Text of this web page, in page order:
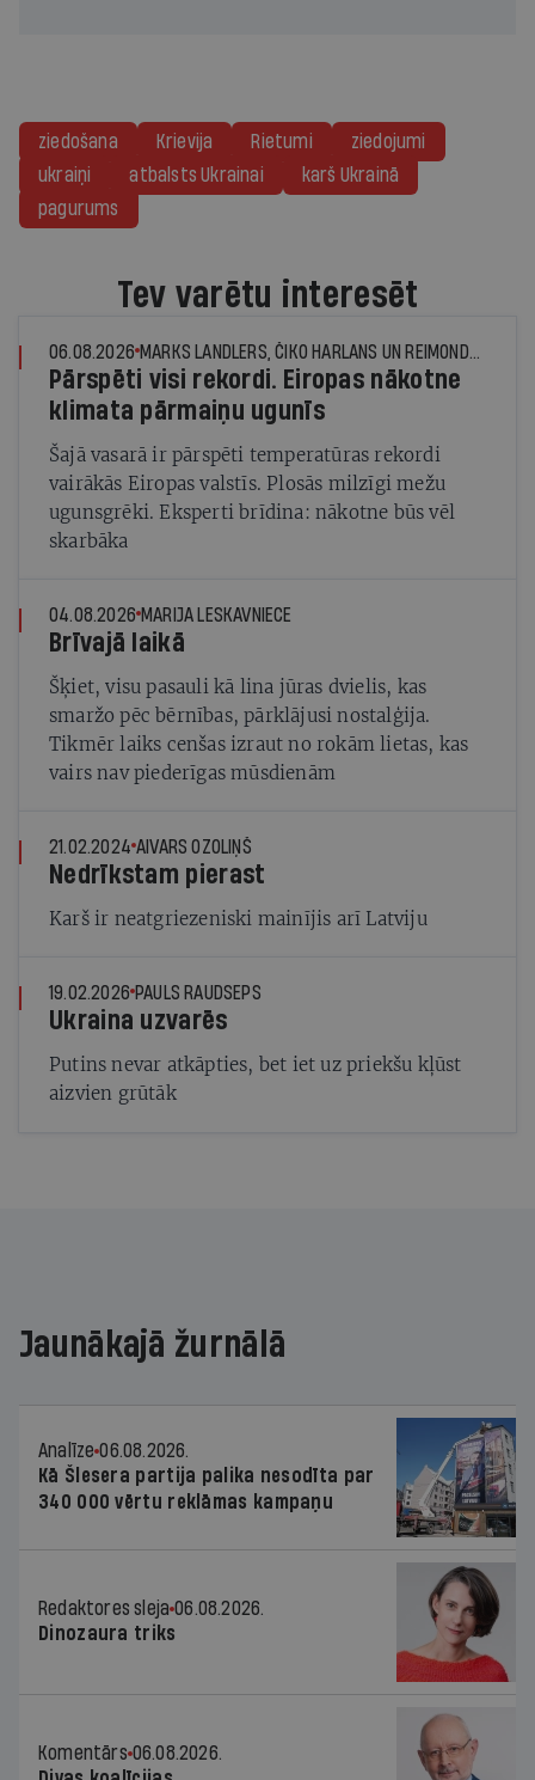
ziedošana Krievija Rietumi
ziedojumi
ukraiņi
atbalsts Ukrainai
karš Ukrainā
pagurums
Tev varētu interesēt
06.08.2026 MARKS LANDLERS, ČIKO HARLANS UN REIMONDS DŽUNS, © THE NEW YORK TIMES NEWS SERVICE
Pārspēti visi rekordi. Eiropas nākotne
klimata pārmaiņu ugunīs
Šajā vasarā ir pārspēti temperatūras rekordi
vairākās Eiropas valstīs. Plosās milzīgi mežu
ugunsgrēki. Eksperti brīdina: nākotne būs vēl
skarbāka
04.08.2026 MARIJA LESKAVNIECE
Brīvajā laikā
Šķiet, visu pasauli kā lina jūras dvielis, kas
smaržo pēc bērnības, pārklājusi nostalģija.
Tikmēr laiks cenšas izraut no rokām lietas, kas
vairs nav piederīgas mūsdienām
21.02.2024 AIVARS OZOLIŅŠ
Nedrīkstam pierast
Karš ir neatgriezeniski mainījis arī Latviju
19.02.2026 PAULS RAUDSEPS
Ukraina uzvarēs
Putins nevar atkāpties, bet iet uz priekšu kļūst
aizvien grūtāk
Jaunākajā žurnālā
Analīze 06.08.2026.
Kā Šlesera partija palika nesodīta par
340 000 vērtu reklāmas kampaņu
Redaktores sleja 06.08.2026.
Dinozaura triks
Komentārs 06.08.2026.